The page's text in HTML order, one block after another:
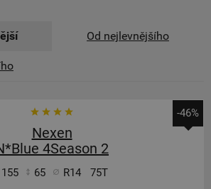
Od nejlevnějšího
-46%
Nexen
4Season 2
155 65 R14 75T